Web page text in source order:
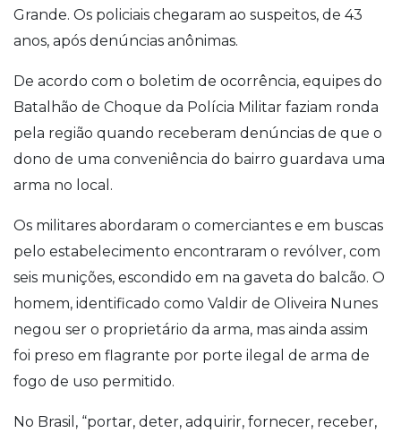
Grande. Os policiais chegaram ao suspeitos, de 43
anos, após denúncias anônimas.
De acordo com o boletim de ocorrência, equipes do
Batalhão de Choque da Polícia Militar faziam ronda
pela região quando receberam denúncias de que o
dono de uma conveniência do bairro guardava uma
arma no local.
Os militares abordaram o comerciantes e em buscas
pelo estabelecimento encontraram o revólver, com
seis munições, escondido em na gaveta do balcão. O
homem, identificado como Valdir de Oliveira Nunes
negou ser o proprietário da arma, mas ainda assim
foi preso em flagrante por porte ilegal de arma de
fogo de uso permitido.
No Brasil, “portar, deter, adquirir, fornecer, receber,